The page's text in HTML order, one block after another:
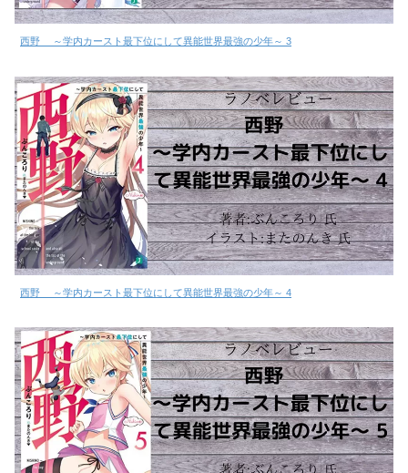
西野 ～学内カースト最下位にして異能世界最強の少年～ 3
西野 ～学内カースト最下位にして異能世界最強の少年～ 4